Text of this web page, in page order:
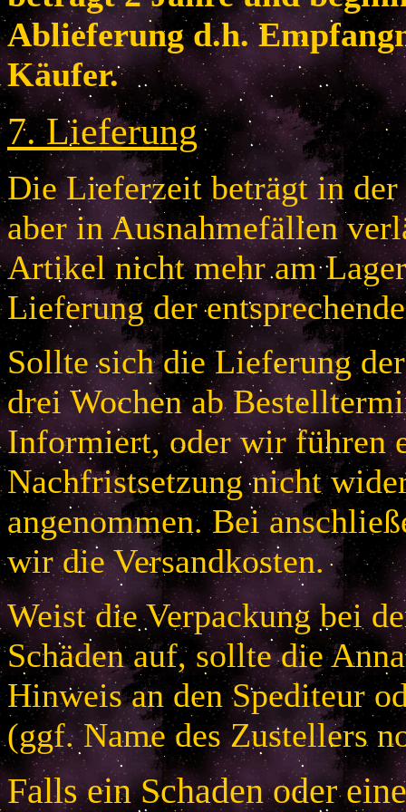
Ablieferung d.h.
Käufer.
7.Lieferung
Die Lieferzeit beträgt in der
aber in Ausnahmefällen
Artikel nicht mehr am
Lieferung der
Sollte sich die Lieferung
drei Wochen ab
Informiert, oder wir führen
Nachfristsetzung nicht
angenommen. Bei
wir die Versandkosten.
Weist die Verpackung bei
Schäden auf, sollte die
Hinweis an den Spediteur
(ggf. Name des Zustellers
Falls ein Schaden oder